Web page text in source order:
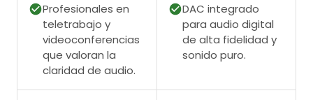
Profesionales en
teletrabajo y
videoconferencias
que valoran la
claridad de audio.
DAC integrado
para audio digital
de alta fidelidad y
sonido puro.